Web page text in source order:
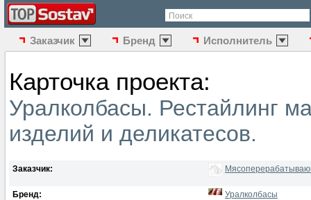
Поиск
Заказчик Бренд Исполнитель
Карточка проекта:
Уралколбасы. Рестайлинг
изделий и деликатесов.
Заказчик:
Бренд: Уралколбасы